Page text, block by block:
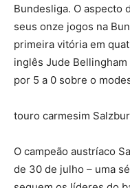
Bundesliga. O aspecto
seus onze jogos na
primeira vitória em
inglês Jude
por 5 a 0 sobre o
touro carmesim
O campeão austríaco
de 30 de julho – uma